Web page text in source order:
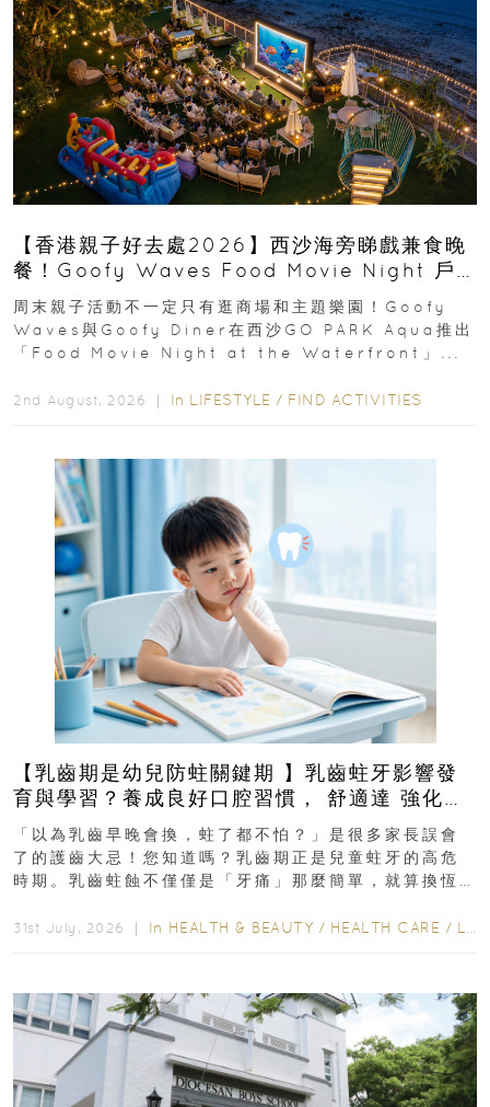
【香港親子好去處2026】西沙海旁睇戲兼食晚
餐！Goofy Waves Food Movie Night 戶
外影院逢週末登場
周末親子活動不一定只有逛商場和主題樂園！Goofy
Waves與Goofy Diner在西沙GO PARK Aqua推出
「Food Movie Night at the Waterfront」...
2nd August, 2026 ｜ In LIFESTYLE / FIND ACTIVITIES
【乳齒期是幼兒防蛀關鍵期 】乳齒蛀牙影響發
育與學習？養成良好口腔習慣， 舒適達 強化琺
瑯質 兒童牙膏防護指南
「以為乳齒早晚會換，蛀了都不怕？」是很多家長誤會
了的護齒大忌！您知道嗎？乳齒期正是兒童蛀牙的高危
時期。乳齒蛀蝕不僅僅是「牙痛」那麼簡單，就算換恆
31st July, 2026 ｜ In HEALTH & BEAUTY / HEALTH CARE / LIFESTYLE